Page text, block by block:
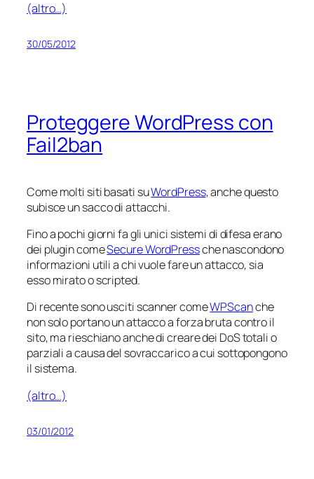
(altro…)
30/05/2012
Proteggere WordPress con
Fail2ban
Come molti siti basati suWordPress, anche questo
subisce un sacco di attacchi.
Fino a pochi giorni fa gli unici sistemi di difesa erano
dei plugin comeSecure WordPressche nascondono
informazioni utili a chi vuole fare un attacco, sia
esso mirato oscripted.
Di recente sono usciti scanner comeWPScanche
non solo portano un attacco a forza bruta contro il
sito, ma rieschiano anche di creare dei DoS totali o
parziali a causa del sovraccarico a cui sottopongono
il sistema.
(altro…)
03/01/2012